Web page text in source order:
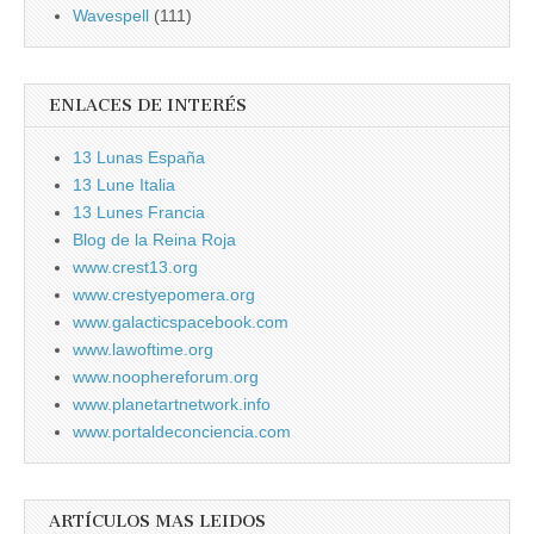
Wavespell (111)
ENLACES DE INTERÉS
13 Lunas España
13 Lune Italia
13 Lunes Francia
Blog de la Reina Roja
www.crest13.org
www.crestyepomera.org
www.galacticspacebook.com
www.lawoftime.org
www.noophereforum.org
www.planetartnetwork.info
www.portaldeconciencia.com
ARTÍCULOS MAS LEIDOS